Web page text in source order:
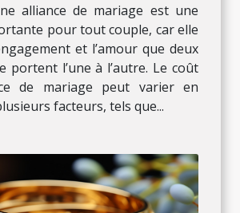
alliance de mariage est une
pour tout couple, car elle
et l’amour que deux
portent l’une à l’autre. Le coût
de mariage peut varier en
facteurs, tels que...